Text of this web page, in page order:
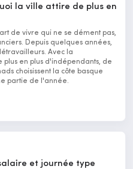
la ville attire de plus en
de vivre qui ne se dément pas,
Depuis quelques années,
Avec la
en plus d'indépendants, de
choisissent la côte basque
partie de l'année.
et journée type